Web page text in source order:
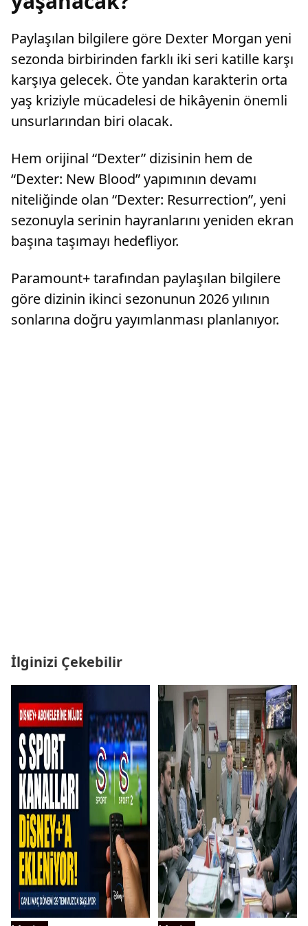
Paylaşılan bilgilere göre Dexter Morgan yeni
sezonda birbirinden farklı iki seri katille karşı
karşıya gelecek. Öte yandan karakterin orta
yaş kriziyle mücadelesi de hikâyenin önemli
unsurlarından biri olacak.
Hem orijinal “Dexter” dizisinin hem de
“Dexter: New Blood” yapımının devamı
niteliğinde olan “Dexter: Resurrection”, yeni
sezonuyla serinin hayranlarını yeniden ekran
başına taşımayı hedefliyor.
Paramount+ tarafından paylaşılan bilgilere
göre dizinin ikinci sezonunun 2026 yılının
sonlarına doğru yayımlanması planlanıyor.
İlginizi Çekebilir